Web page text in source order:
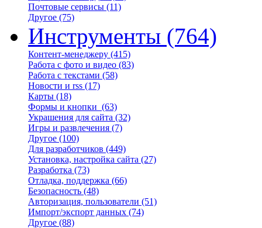
Почтовые сервисы (11)
Другое (75)
Инструменты (764)
Контент-менеджеру (415)
Работа с фото и видео (83)
Работа с текстами (58)
Новости и rss (17)
Карты (18)
Формы и кнопки (63)
Украшения для сайта (32)
Игры и развлечения (7)
Другое (100)
Для разработчиков (449)
Установка, настройка сайта (27)
Разработка (73)
Отладка, поддержка (66)
Безопасность (48)
Авторизация, пользователи (51)
Импорт/экспорт данных (74)
Другое (88)